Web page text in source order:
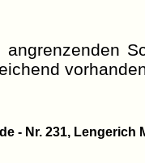
- Nr. 231, Lengerich